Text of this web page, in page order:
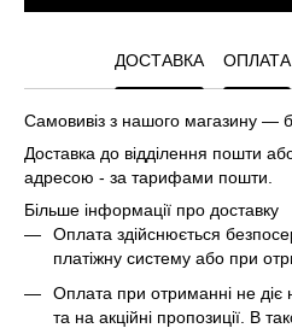
ДОСТАВКА ОПЛАТА
Самовивіз з нашого магазину —
Доставка до відділення пошти
адресою - за тарифами пошти.
Більше інформації про доставку
Оплата здійснюється
платіжну систему або при
Оплата при отриманні не
та на акційні пропозиції. В